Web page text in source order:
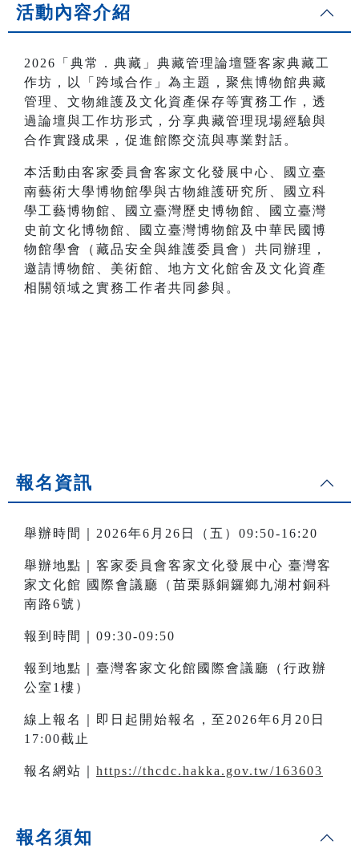
活動內容介紹
2026「典常．典藏」典藏管理論壇暨客家典藏工
作坊，以「跨域合作」為主題，聚焦博物館典藏
管理、文物維護及文化資產保存等實務工作，透
過論壇與工作坊形式，分享典藏管理現場經驗與
合作實踐成果，促進館際交流與專業對話。
本活動由客家委員會客家文化發展中心、國立臺
南藝術大學博物館學與古物維護研究所、國立科
學工藝博物館、國立臺灣歷史博物館、國立臺灣
史前文化博物館、國立臺灣博物館及中華民國博
物館學會（藏品安全與維護委員會）共同辦理，
邀請博物館、美術館、地方文化館舍及文化資產
相關領域之實務工作者共同參與。
報名資訊
舉辦時間｜2026年6月26日（五）09:50-16:20
舉辦地點｜客家委員會客家文化發展中心 臺灣客
家文化館 國際會議廳（苗栗縣銅鑼鄉九湖村銅科
南路6號）
報到時間｜09:30-09:50
報到地點｜臺灣客家文化館國際會議廳（行政辦
公室1樓）
線上報名｜即日起開始報名，至2026年6月20日
17:00截止
報名網站｜ https://thcdc.hakka.gov.tw/163603
報名須知